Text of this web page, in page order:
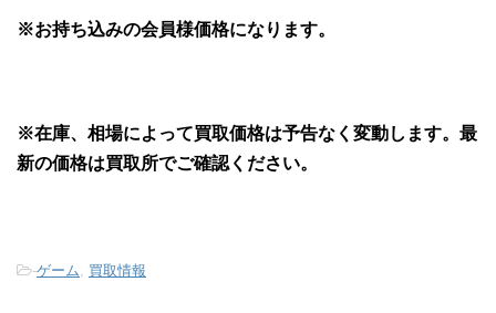
※お持ち込みの会員様価格になります。
※在庫、相場によって買取価格は予告なく変動します。最
新の価格は買取所でご確認ください。
-ゲーム, 買取情報